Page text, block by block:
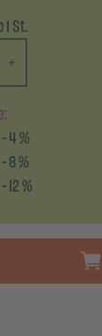
St.
+
-4%
-8%
-12%